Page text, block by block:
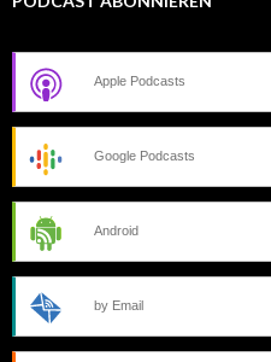
Apple Podcasts
Google Podcasts
Android
by Email